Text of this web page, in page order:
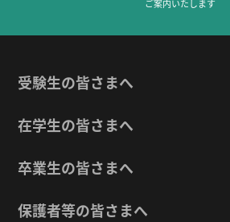
ご案内いたします
受験生の皆さまへ
在学生の皆さまへ
卒業生の皆さまへ
保護者等の皆さまへ